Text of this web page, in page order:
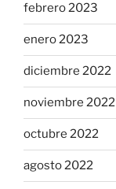
febrero 2023
enero 2023
diciembre 2022
noviembre 2022
octubre 2022
agosto 2022